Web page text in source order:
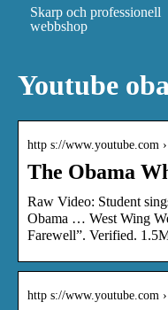
Skarp och professionell
webbshop
Youtube
http s://www.youtube.com
The Obama
Raw Video: Student
Obama … West Wing
Farewell”. Verified.
http s://www.youtube.com